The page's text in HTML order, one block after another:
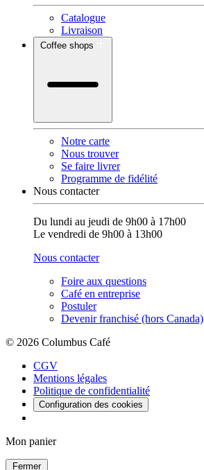
Catalogue
Livraison
Coffee shops
Notre carte
Nous trouver
Se faire livrer
Programme de fidélité
Nous contacter
Du lundi au jeudi de 9h00 à 17h00
Le vendredi de 9h00 à 13h00
Nous contacter
Foire aux questions
Café en entreprise
Postuler
Devenir franchisé (hors Canada)
© 2026 Columbus Café
CGV
Mentions légales
Politique de confidentialité
Configuration des cookies
Mon panier
Fermer